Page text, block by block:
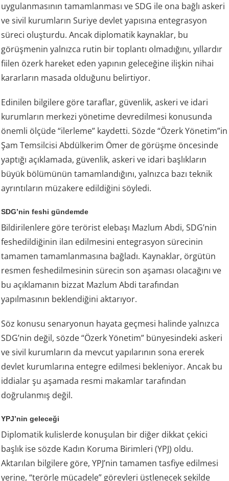
uygulanmasının tamamlanması ve SDG ile ona bağlı askeri
ve sivil kurumların Suriye devlet yapısına entegrasyon
süreci oluşturdu. Ancak diplomatik kaynaklar, bu
görüşmenin yalnızca rutin bir toplantı olmadığını, yıllardır
fiilen özerk hareket eden yapının geleceğine ilişkin nihai
kararların masada olduğunu belirtiyor.
Edinilen bilgilere göre taraflar, güvenlik, askeri ve idari
kurumların merkezi yönetime devredilmesi konusunda
önemli ölçüde “ilerleme” kaydetti. Sözde “Özerk Yönetim”in
Şam Temsilcisi Abdülkerim Ömer de görüşme öncesinde
yaptığı açıklamada, güvenlik, askeri ve idari başlıkların
büyük bölümünün tamamlandığını, yalnızca bazı teknik
ayrıntıların müzakere edildiğini söyledi.
SDG’nin feshi gündemde
Bildirilenlere göre terörist elebaşı Mazlum Abdi, SDG’nin
feshedildiğinin ilan edilmesini entegrasyon sürecinin
tamamen tamamlanmasına bağladı. Kaynaklar, örgütün
resmen feshedilmesinin sürecin son aşaması olacağını ve
bu açıklamanın bizzat Mazlum Abdi tarafından
yapılmasının beklendiğini aktarıyor.
Söz konusu senaryonun hayata geçmesi halinde yalnızca
SDG’nin değil, sözde “Özerk Yönetim” bünyesindeki askeri
ve sivil kurumların da mevcut yapılarının sona ererek
devlet kurumlarına entegre edilmesi bekleniyor. Ancak bu
iddialar şu aşamada resmi makamlar tarafından
doğrulanmış değil.
YPJ’nin geleceği
Diplomatik kulislerde konuşulan bir diğer dikkat çekici
başlık ise sözde Kadın Koruma Birimleri (YPJ) oldu.
Aktarılan bilgilere göre, YPJ’nin tamamen tasfiye edilmesi
yerine, “terörle mücadele” görevleri üstlenecek şekilde